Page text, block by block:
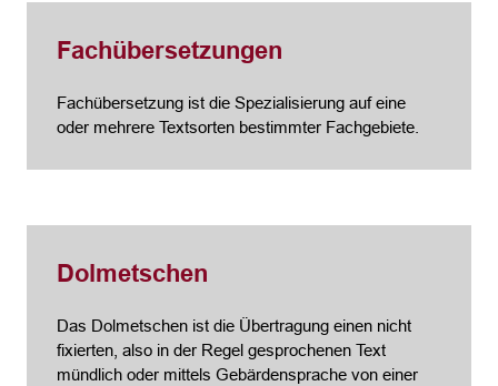
Fachübersetzungen
Fachübersetzung ist die Spezialisierung auf eine
oder mehrere Textsorten bestimmter Fachgebiete.
Dolmetschen
Das Dolmetschen ist die Übertragung einen nicht
fixierten, also in der Regel gesprochenen Text
mündlich oder mittels Gebärdensprache von einer